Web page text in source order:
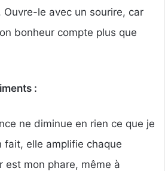
Ouvre-le avec un sourire, car
bonheur compte plus que
:
ne diminue en rien ce que je
fait, elle amplifie chaque
est mon phare, même à